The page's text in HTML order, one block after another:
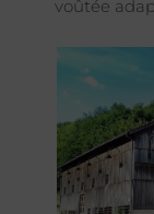
voûtée